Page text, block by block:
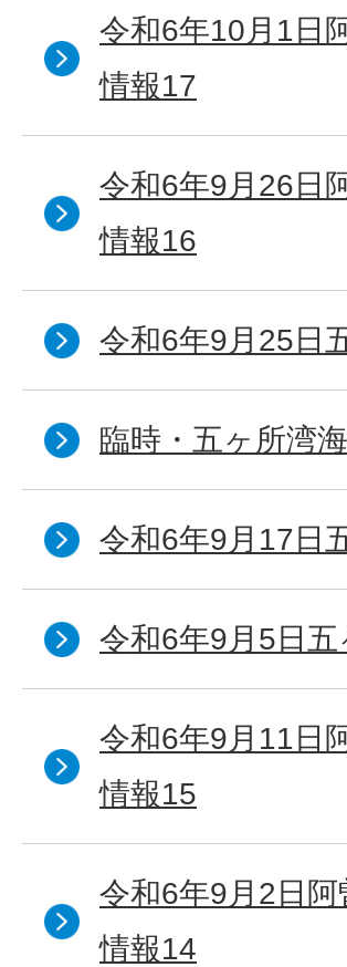
令和6年10月1日
情報17
令和6年9月26日
情報16
令和6年9月25日
臨時・五ヶ所湾
令和6年9月17日
令和6年9月5日
令和6年9月11日
情報15
令和6年9月2日
情報14